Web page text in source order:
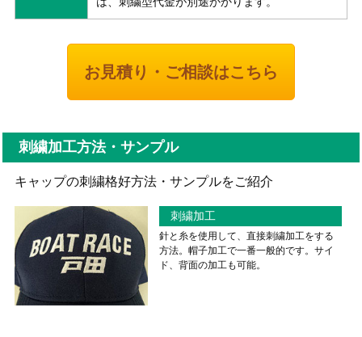
お見積り・ご相談はこちら
刺繍加工方法・サンプル
キャップの刺繍格好方法・サンプルをご紹介
刺繍加工
針と糸を使用して、直接刺繍加工をする
方法。帽子加工で一番一般的です。サイ
ド、背面の加工も可能。